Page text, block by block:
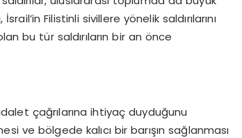
Filistinli sivillere yönelik saldırılarını
bu tür saldırıların bir an önce
çağrılarına ihtiyaç duyduğunu
ve bölgede kalıcı bir barışın sağlanması